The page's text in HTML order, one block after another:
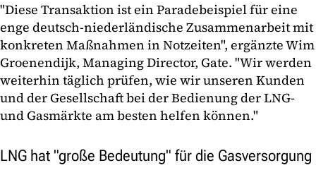
"Diese Transaktion ist ein Paradebeispiel für eine
enge deutsch-niederländische Zusammenarbeit mit
konkreten Maßnahmen in Notzeiten", ergänzte Wim
Groenendijk, Managing Director, Gate. "Wir werden
weiterhin täglich prüfen, wie wir unseren Kunden
und der Gesellschaft bei der Bedienung der LNG-
und Gasmärkte am besten helfen können."
LNG hat "große Bedeutung" für die Gasversorgung